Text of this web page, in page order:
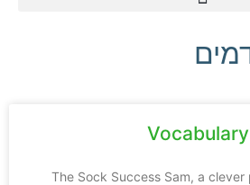
The Sock Success Sam, a